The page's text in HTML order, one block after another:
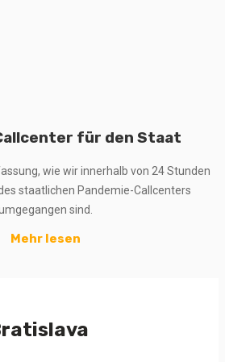
für den Staat
wie wir innerhalb von 24 Stunden
staatlichen Pandemie-Callcenters
sind.
Mehr lesen